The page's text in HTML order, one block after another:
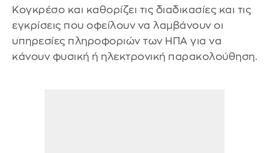
Κογκρέσο και καθορίζει τις διαδικασίες και τις
εγκρίσεις που οφείλουν να λαμβάνουν οι
υπηρεσίες πληροφοριών των ΗΠΑ για να
κάνουν φυσική ή ηλεκτρονική παρακολούθηση.